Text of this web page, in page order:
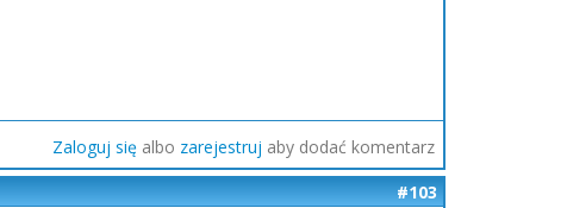
Zaloguj się albo zarejestruj aby dodać komentarz
#103